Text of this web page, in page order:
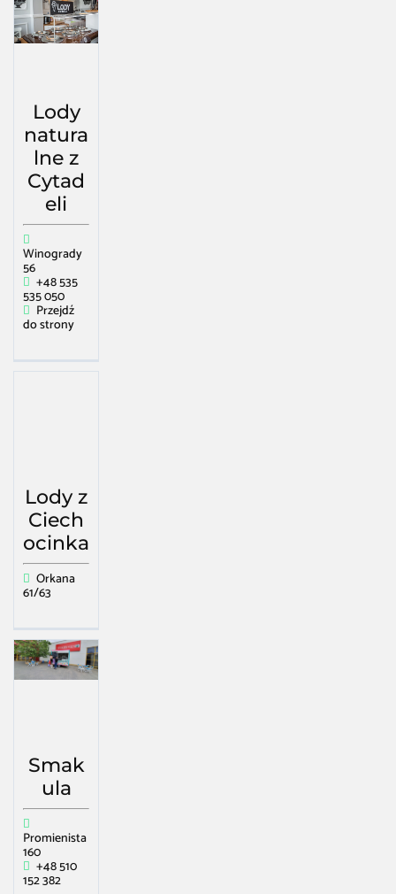
Lody
natura
lne z
Cytad
eli
Winogrady
56
+48 535
535 050
Przejdź
do strony
Lody z
Ciech
ocinka
Orkana
61/63
Smak
ula
Promienista
160
+48 510
152 382